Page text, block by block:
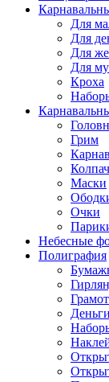
Для
Для
Для
Для
Кроха
Грим
Маски
Очки
Небесные
Полиграфия